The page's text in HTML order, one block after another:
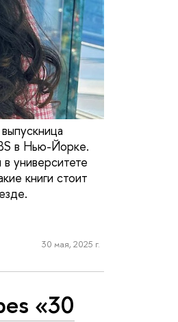
в Нью-Йорке.
университете
книги стоит
30 мая, 2025 г.
«30